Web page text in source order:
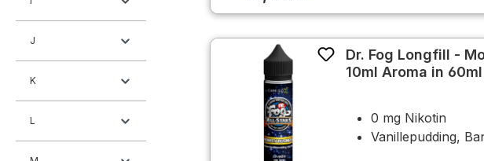
J
K
L
Dr. Fog Longfill -
10ml Aroma in
0 mg Nikotin
Vanillepudding,